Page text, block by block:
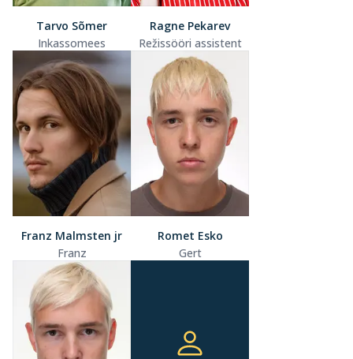
Tarvo Sõmer
Inkassomees
Ragne Pekarev
Režissööri assistent
Franz Malmsten jr
Franz
Romet Esko
Gert